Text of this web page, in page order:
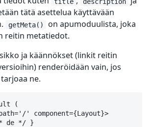
tätä asettelua käyttävään
getMeta()
on apumoduulista, joka
reitin metatiedot.
ja käännökset (linkit reitin
renderöidään vain, jos
ne.
(
' component={Layout}>
de */ }